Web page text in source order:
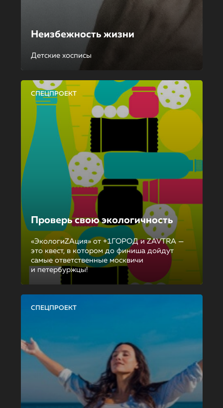
Неизбежность жизни
Детские хосписы
СПЕЦПРОЕКТ
Проверь свою экологичность
«ЭкологиZAция» от +1ГОРОД и ZAVTRA —
это квест, в котором до финиша дойдут
самые ответственные москвичи
и петербуржцы!
СПЕЦПРОЕКТ